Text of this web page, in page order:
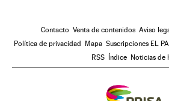
Contacto Venta de contenidos Aviso
Política de privacidad Mapa Suscripciones EL
RSS Índice Noticias de